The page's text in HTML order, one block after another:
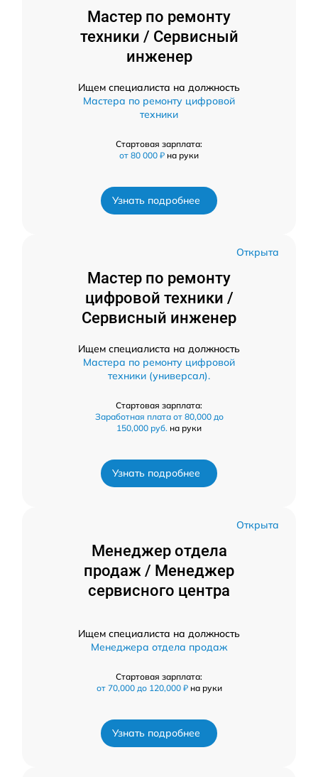
Мастер по ремонту
техники / Сервисный
инженер
Ищем специалиста на должность
Мастера по ремонту цифровой
техники
Стартовая зарплата:
от 80 000 ₽ на руки
Узнать подробнее
Открыта
Мастер по ремонту
цифровой техники /
Сервисный инженер
Ищем специалиста на должность
Мастера по ремонту цифровой
техники (универсал).
Стартовая зарплата:
Заработная плата от 80,000 до
150,000 руб. на руки
Узнать подробнее
Открыта
Менеджер отдела
продаж / Менеджер
сервисного центра
Ищем специалиста на должность
Менеджера отдела продаж
Стартовая зарплата:
от 70,000 до 120,000 ₽ на руки
Узнать подробнее